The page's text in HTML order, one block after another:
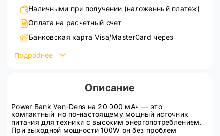
Наличными при получении (наложенный платеж)
Оплата на расчетный счет
Банковская карта Visa/MasterCard через
Подробнее ознакомиться со способами оплаты можно
Подробнее
Описание
Power Bank Ven-Dens на 20 000 мАч — это
компактный, но по-настоящему мощный источник
питания для техники с высоким энергопотреблением.
При выходной мощности 100W он без проблем